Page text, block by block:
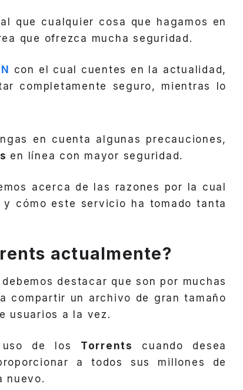
que cualquier cosa que hagamos en
que ofrezca mucha seguridad.
con el cual cuentes en la actualidad,
completamente seguro, mientras lo
en cuenta algunas precauciones,
en línea con mayor seguridad.
acerca de las razones por la cual
cómo este servicio ha tomado tanta
actualmente?
debemos destacar que son por muchas
compartir un archivo de gran tamaño
usuarios a la vez.
uso de los Torrents
cuando desea
a todos sus millones de
nuevo.